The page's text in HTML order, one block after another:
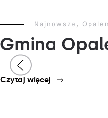
Najnowsze ,
Gmina
Czytaj więcej